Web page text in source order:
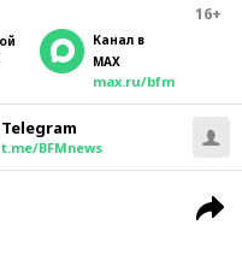
16+
Канал в
MAX
max.ru/bfm
Telegram
t.me/BFMnews